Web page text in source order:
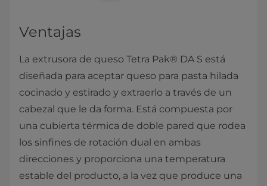
Ventajas
La extrusora de queso Tetra Pak® DA S está
diseñada para aceptar queso para pasta hilada
cocinado y estirado y extraerlo a través de un
cabezal que le da forma. Está compuesta por
una cubierta térmica de doble pared que rodea
los sinfines de rotación dual en ambas
direcciones y proporciona una temperatura
estable del producto, a la vez que produce una